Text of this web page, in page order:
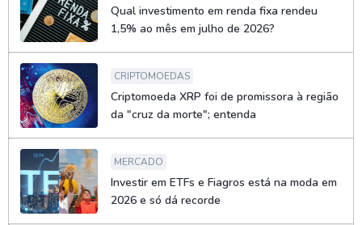
Qual investimento em renda fixa rendeu
1,5% ao mês em julho de 2026?
CRIPTOMOEDAS
Criptomoeda XRP foi de promissora à região
da "cruz da morte"; entenda
MERCADO
Investir em ETFs e Fiagros está na moda em
2026 e só dá recorde